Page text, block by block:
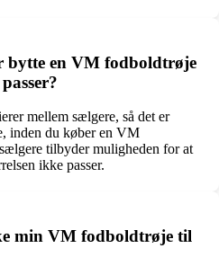
bytte en VM fodboldtrøje
mellem sælgere, så det er
inden du køber en VM
tilbyder muligheden for at
ikke passer.
min VM fodboldtrøje til